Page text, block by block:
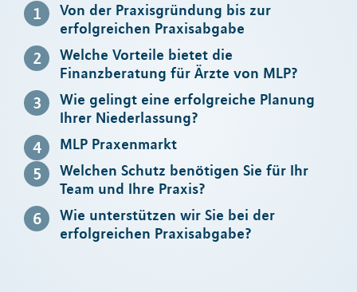
Von der Praxisgründung bis zur
erfolgreichen Praxisabgabe
Welche Vorteile bietet die
Finanzberatung für Ärzte von MLP?
Wie gelingt eine erfolgreiche Planung
Ihrer Niederlassung?
MLP Praxenmarkt
Welchen Schutz benötigen Sie für Ihr
Team und Ihre Praxis?
Wie unterstützen wir Sie bei der
erfolgreichen Praxisabgabe?